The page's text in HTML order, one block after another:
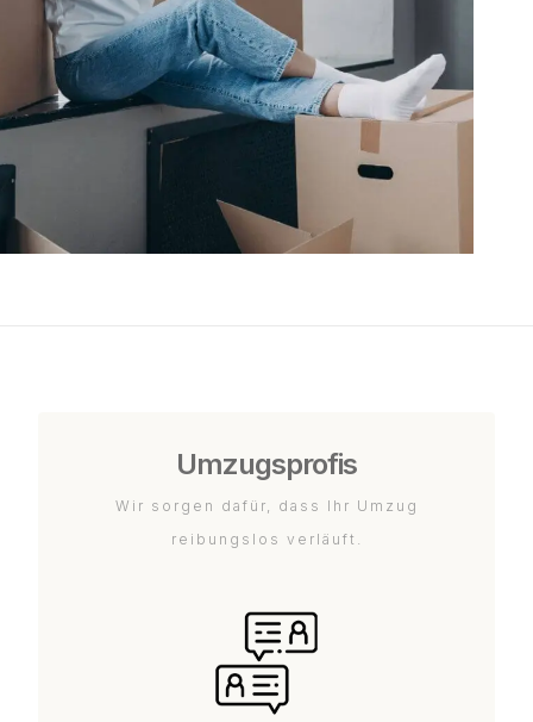
Umzugsprofis
Wir sorgen dafür, dass Ihr Umzug
reibungslos verläuft.